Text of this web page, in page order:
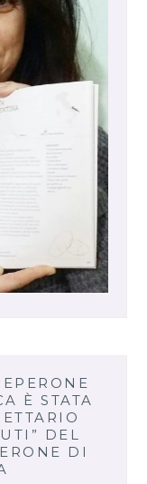
È STATA
DEL
DI